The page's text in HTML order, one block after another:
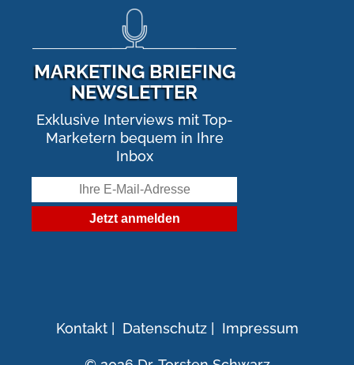
MARKETING BRIEFING
NEWSLETTER
Exklusive Interviews mit Top-
Marketern bequem in Ihre
Inbox
Kontakt | Datenschutz | Impressum